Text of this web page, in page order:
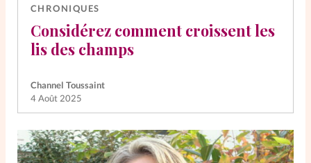
CHRONIQUES
Considérez comment croissent les
lis des champs
Channel Toussaint
4 Août 2025